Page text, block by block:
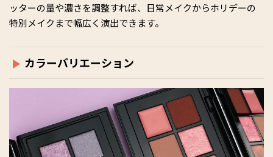
ッターの量や濃さを調整すれば、日常メイクからホリデーの
特別メイクまで幅広く演出できます。
カラーバリエーション